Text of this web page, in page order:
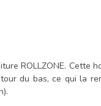
ROLLZONE. Cette
du bas, ce qui la